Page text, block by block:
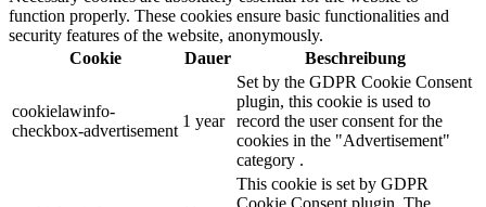
function properly. These cookies ensure basic functionalities and
security features of the website, anonymously.
Cookie
Dauer Beschreibung
cookielawinfo-
checkbox-advertisement
1 year
Set by the GDPR Cookie Consent
plugin, this cookie is used to
record the user consent for the
cookies in the "Advertisement"
category .
This cookie is set by GDPR
Cookie Consent plugin. The